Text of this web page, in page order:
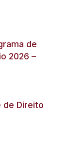
de
2026 –
de Direito